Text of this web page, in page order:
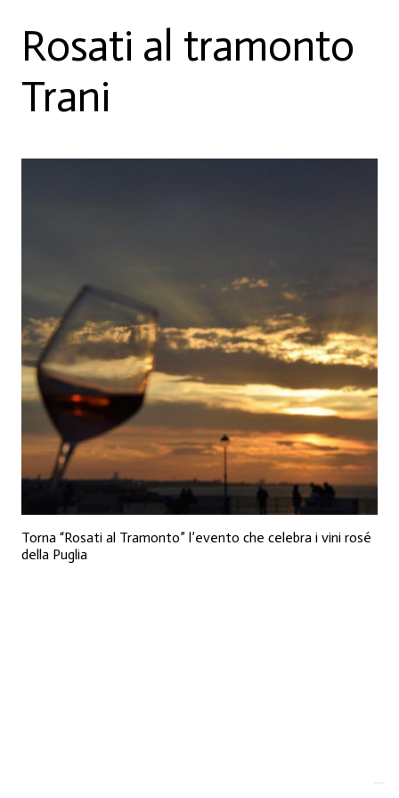
Rosati al tramonto
Trani
Torna “Rosati al Tramonto” l’evento che celebra i vini rosé
della Puglia